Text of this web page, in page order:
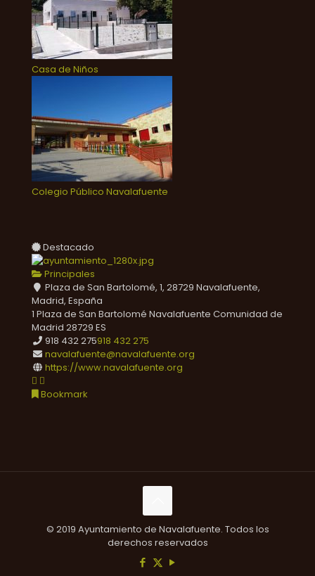
Casa de Niños
Colegio Público Navalafuente
Destacado
Principales
Plaza de San Bartolomé, 1, 28729 Navalafuente,
Madrid, España
1 Plaza de San Bartolomé Navalafuente Comunidad de
Madrid 28729 ES
918 432 275918 432 275
navalafuente@navalafuente.org
https://www.navalafuente.org
Bookmark
© 2019 Ayuntamiento de Navalafuente. Todos los
derechos reservados